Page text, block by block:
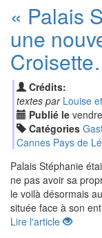
« Palais
une
Crédits:
textes par Louise
Publié le
Catégories
Cannes Pays de
Palais Stéphanie
ne pas avoir sa
le voilà désormais
située face à son
Lire l'article